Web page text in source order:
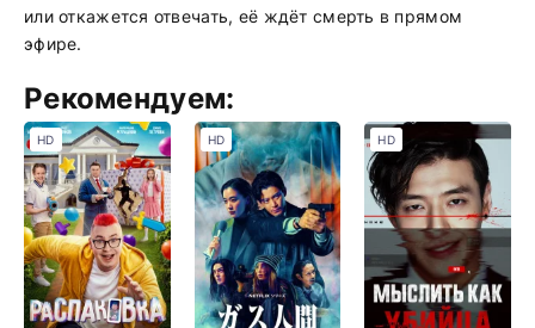
или откажется отвечать, её ждёт смерть в прямом
эфире.
Рекомендуем:
HD HD HD